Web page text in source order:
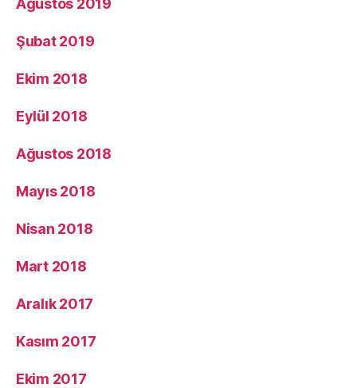
Şubat 2019
Ekim 2018
Eylül 2018
Ağustos 2018
Mayıs 2018
Nisan 2018
Mart 2018
Aralık 2017
Kasım 2017
Ekim 2017